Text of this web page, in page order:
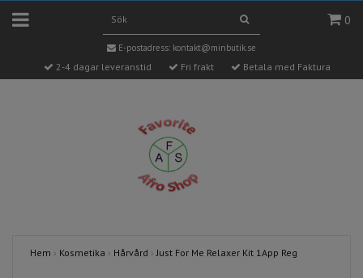
0
E-postadress: kontakt@minbutik.se
2-4 dagar leveranstid Fri frakt Betala med Faktura
Hem › Kosmetika › Hårvård › Just For Me Relaxer Kit 1App Reg